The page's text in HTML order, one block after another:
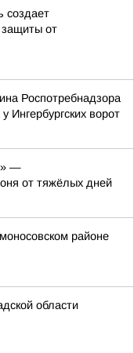
создает
от
Роспотребнадзора
Ингербургских ворот
—
от тяжёлых дней
районе
области